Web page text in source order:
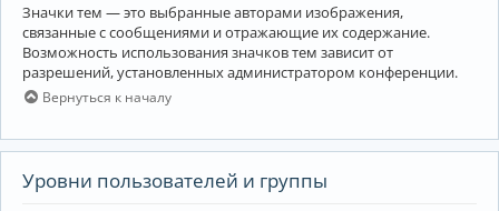
Значки тем — это выбранные авторами изображения,
связанные с сообщениями и отражающие их содержание.
Возможность использования значков тем зависит от
разрешений, установленных администратором конференции.
Вернуться к началу
Уровни пользователей и группы